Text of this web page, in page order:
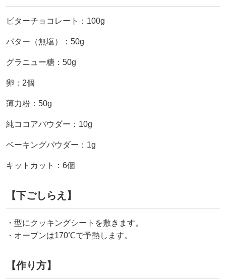
ビターチョコレート：100g
バター（無塩）：50g
グラニュー糖：50g
卵：2個
薄力粉：50g
純ココアパウダー：10g
ベーキングパウダー：1g
キットカット：6個
【下ごしらえ】
・型にクッキングシートを敷きます。
・オーブンは170℃で予熱します。
【作り方】